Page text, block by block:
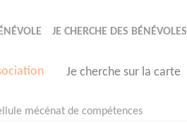
JE CHERCHE DES BÉNÉVOLES
Je cherche sur la carte
mécénat de compétences